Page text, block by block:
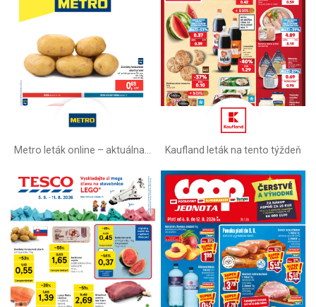
Kaufland leták na tento týždeň